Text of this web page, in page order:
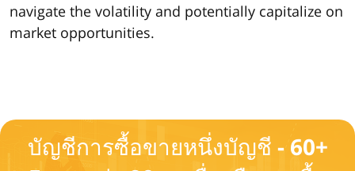
navigate the volatility and potentially capitalize on
market opportunities.
บัญชีการซื้อขายหนึ่งบัญชี - 60+